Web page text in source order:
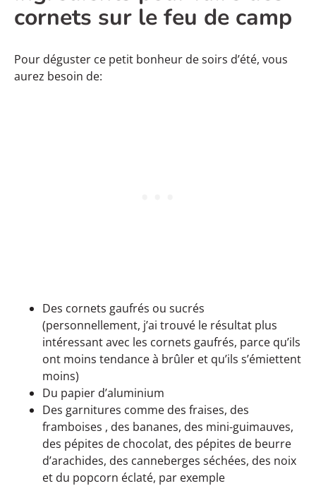
cornets sur le feu de camp
Pour déguster ce petit bonheur de soirs d’été, vous
aurez besoin de:
Des cornets gaufrés ou sucrés
(personnellement, j’ai trouvé le résultat plus
intéressant avec les cornets gaufrés, parce qu’ils
ont moins tendance à brûler et qu’ils s’émiettent
moins)
Du papier d’aluminium
Des garnitures comme des fraises, des
framboises , des bananes, des mini-guimauves,
des pépites de chocolat, des pépites de beurre
d’arachides, des canneberges séchées, des noix
et du popcorn éclaté, par exemple